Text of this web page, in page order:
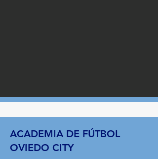
ACADEMIA DE FÚTBOL
OVIEDO CITY